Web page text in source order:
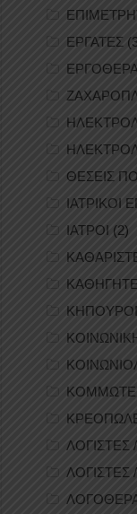
ΕΡΓΑΤΕΣ
ΘΕΣΕΙΣ
ΙΑΤΡΙΚΟΙ
ΙΑΤΡΟΙ (2)
ΚΗΠΟΥΡΟΙ
ΛΟΓΙΣΤΕΣ
ΛΟΓΙΣΤΕΣ